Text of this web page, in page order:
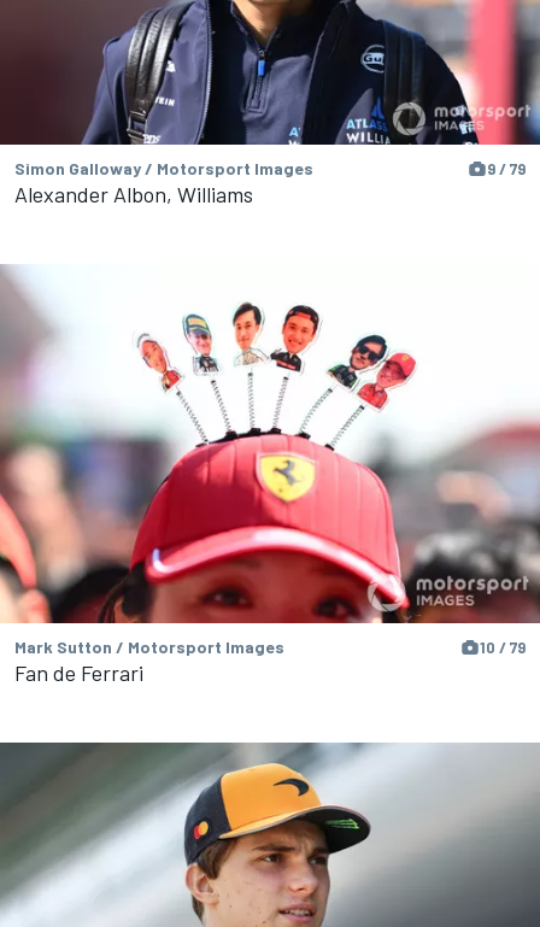
Simon Galloway / Motorsport Images 9 / 79
Alexander Albon, Williams
Mark Sutton / Motorsport Images 10 / 79
Fan de Ferrari